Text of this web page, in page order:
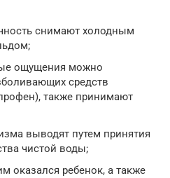
снимают холодным
ощущения можно
средств
также принимают
выводят путем принятия
чистой воды;
оказался ребенок, а также